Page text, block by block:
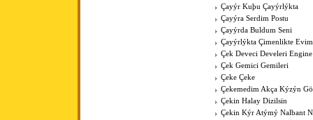
Çayýr Kuþu Çayýrlýkta
Çayýra Serdim Postu
Çayýrda Buldum Seni
Çayýrlýkta Çimenlikte
Çek Deveci Develeri Engine
Çek Gemici Gemileri
Çeke Çeke
Çekemedim Akça Kýzýn
Çekin Halay Dizilsin
Çekin Kýr Atýmý Nalbant